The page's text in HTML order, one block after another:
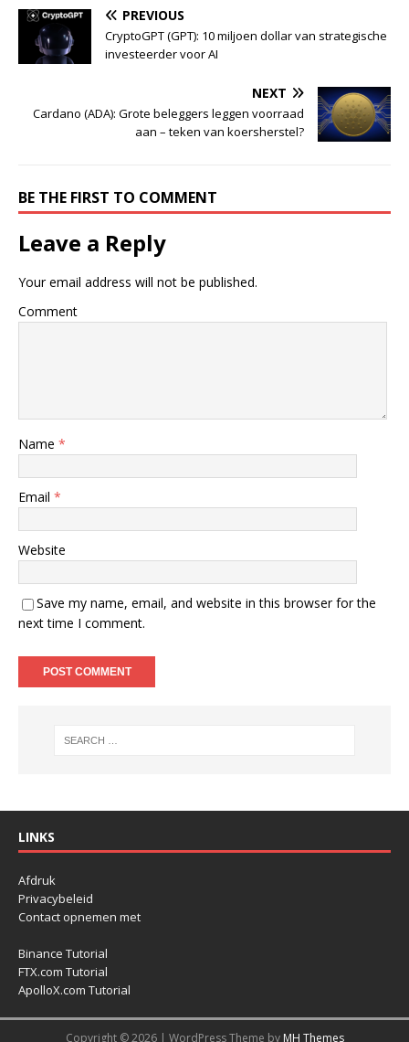
PREVIOUS
CryptoGPT (GPT): 10 miljoen dollar van strategische
investeerder voor AI
NEXT
Cardano (ADA): Grote beleggers leggen voorraad
aan – teken van koersherstel?
BE THE FIRST TO COMMENT
Leave a Reply
Your email address will not be published.
Comment
Name *
Email *
Website
Save my name, email, and website in this browser for the
next time I comment.
LINKS
Afdruk
Privacybeleid
Contact opnemen met
Binance Tutorial
FTX.com Tutorial
ApolloX.com Tutorial
Copyright © 2026 | WordPress Theme by MH Themes